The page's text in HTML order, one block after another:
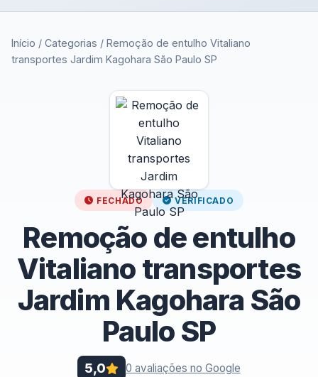
Início / Categorias / Remoção de entulho Vitaliano
transportes Jardim Kagohara São Paulo SP
FECHADO VERIFICADO
Remoção de entulho
Vitaliano transportes
Jardim Kagohara São
Paulo SP
5,0 0 avaliações no Google